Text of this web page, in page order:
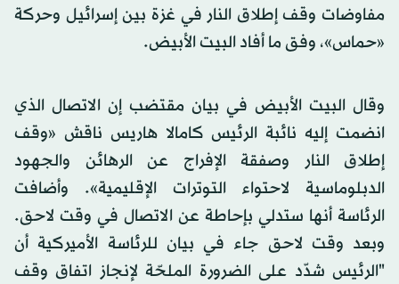
مفاوضات وقف إطلاق النار في غزة بين إسرائيل وحركة
«حماس»، وفق ما أفاد البيت الأبيض.
وقال البيت الأبيض في بيان مقتضب إن الاتصال الذي
انضمت إليه نائبة الرئيس كامالا هاريس ناقش «وقف
إطلاق النار وصفقة الإفراج عن الرهائن والجهود
الدبلوماسية لاحتواء التوترات الإقليمية». وأضافت
الرئاسة أنها ستدلي بإحاطة عن الاتصال في وقت لاحق.
وبعد وقت لاحق جاء في بيان للرئاسة الأميركية أن
"الرئيس شدّد على الضرورة الملحّة لإنجاز اتفاق وقف